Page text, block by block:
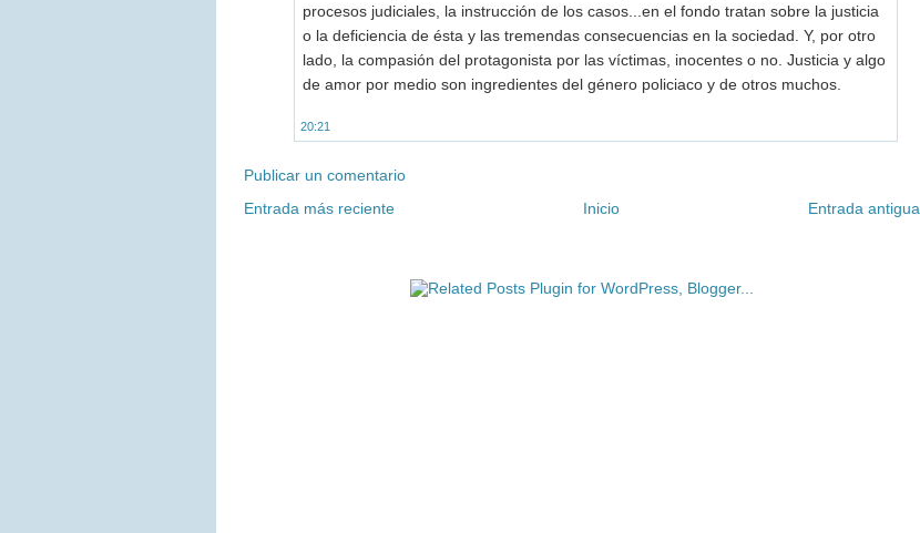
procesos judiciales, la instrucción de los casos...en el fondo tratan sobre la justicia
o la deficiencia de ésta y las tremendas consecuencias en la sociedad. Y, por otro
lado, la compasión del protagonista por las víctimas, inocentes o no. Justicia y algo
de amor por medio son ingredientes del género policiaco y de otros muchos.
20:21
Publicar un comentario
Entrada más reciente
Entrada antigua
Inicio